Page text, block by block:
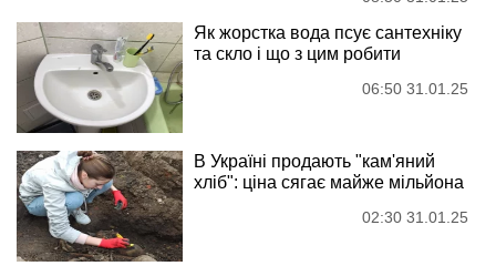
Як жорстка вода псує сантехніку
та скло і що з цим робити
06:50 31.01.25
В Україні продають "кам'яний
хліб": ціна сягає майже мільйона
02:30 31.01.25